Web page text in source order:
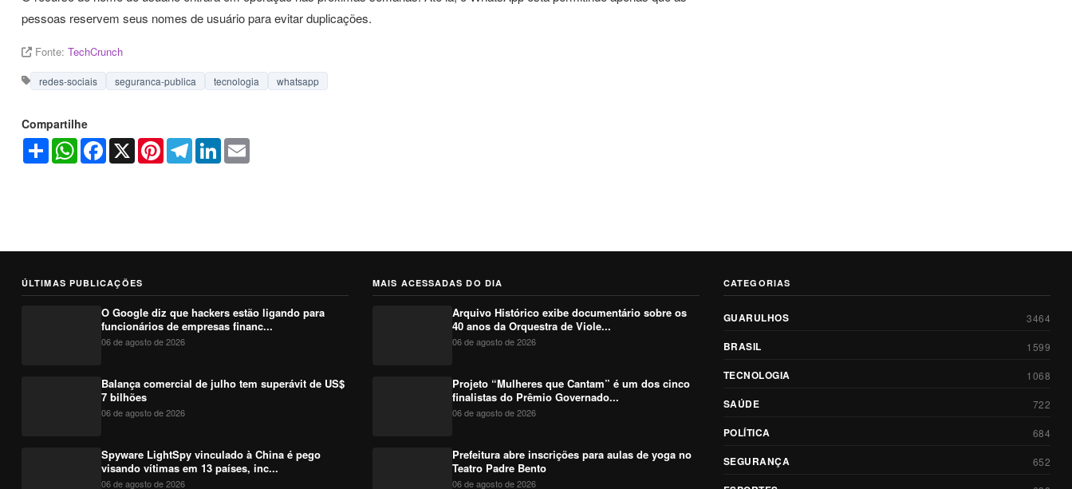
pessoas reservem seus nomes de usuário para evitar duplicações.
Fonte: TechCrunch
redes-sociais seguranca-publica tecnologia whatsapp
Compartilhe
Share WhatsAppFacebook
X PinterestTelegramLinkedIn
ÚLTIMAS PUBLICAÇÕES
O Google diz que hackers estão ligando para
funcionários de empresas financ...
06 de agosto de 2026
Balança comercial de julho tem superávit de US$
7 bilhões
06 de agosto de 2026
Spyware LightSpy vinculado à China é pego
visando vítimas em 13 países, inc...
06 de agosto de 2026
MAIS ACESSADAS DO DIA
Arquivo Histórico exibe documentário sobre os
40 anos da Orquestra de Viole...
06 de agosto de 2026
Projeto “Mulheres que Cantam” é um dos cinco
finalistas do Prêmio Governado...
06 de agosto de 2026
Prefeitura abre inscrições para aulas de yoga no
Teatro Padre Bento
06 de agosto de 2026
CATEGORIAS
GUARULHOS 3464
BRASIL 1599
TECNOLOGIA 1068
SAÚDE 722
POLÍTICA 684
SEGURANÇA 652